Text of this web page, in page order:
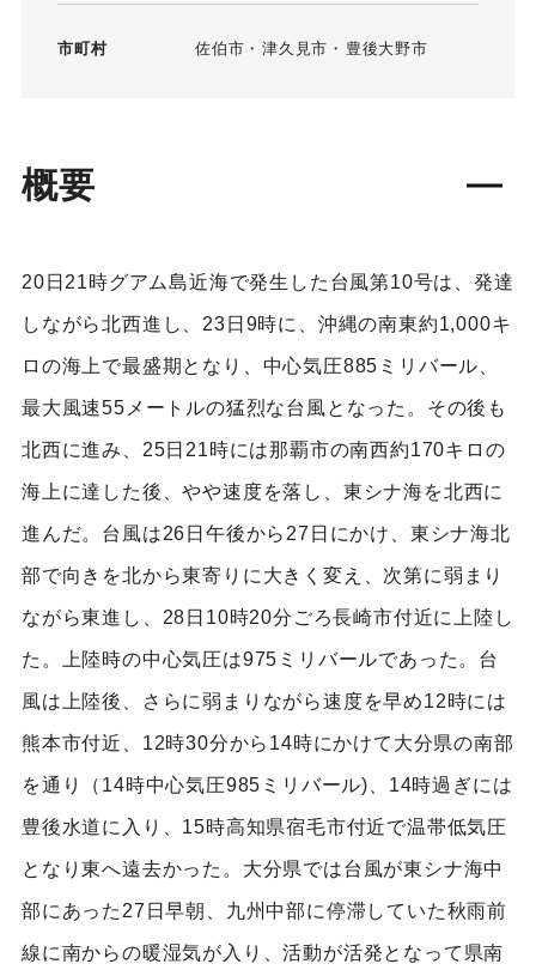
市町村 佐伯市 津久見市 豊後大野市
概要
20日21時グアム島近海で発生した台風第10号は、発達
しながら北西進し、23日9時に、沖縄の南東約1,000キ
ロの海上で最盛期となり、中心気圧885ミリバール、
最大風速55メートルの猛烈な台風となった。その後も
北西に進み、25日21時には那覇市の南西約170キロの
海上に達した後、やや速度を落し、東シナ海を北西に
進んだ。台風は26日午後から27日にかけ、東シナ海北
部で向きを北から東寄りに大きく変え、次第に弱まり
ながら東進し、28日10時20分ごろ長崎市付近に上陸し
た。上陸時の中心気圧は975ミリバールであった。台
風は上陸後、さらに弱まりながら速度を早め12時には
熊本市付近、12時30分から14時にかけて大分県の南部
を通り（14時中心気圧985ミリバール)、14時過ぎには
豊後水道に入り、15時高知県宿毛市付近で温帯低気圧
となり東へ遠去かった。大分県では台風が東シナ海中
部にあった27日早朝、九州中部に停滞していた秋雨前
線に南からの暖湿気が入り、活動が活発となって県南